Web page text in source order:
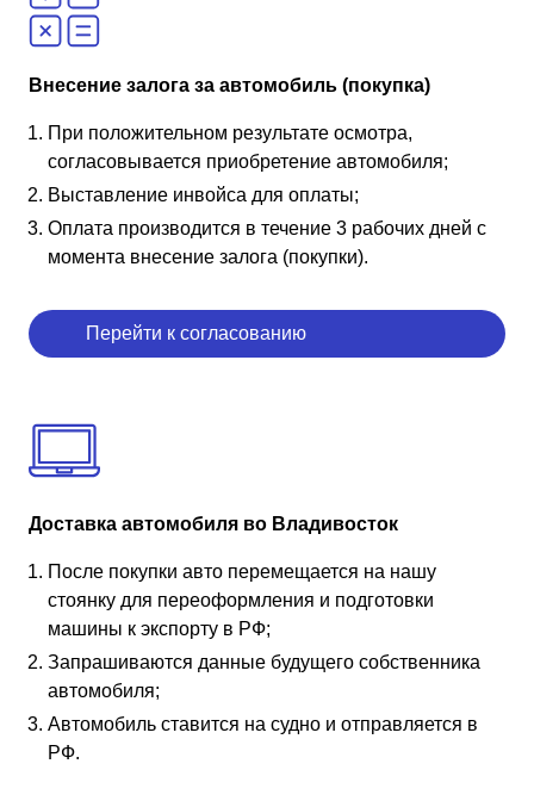
Внесение залога за автомобиль (покупка)
При положительном результате осмотра,
согласовывается приобретение автомобиля;
Выставление инвойса для оплаты;
Оплата производится в течение 3 рабочих дней с
момента внесение залога (покупки).
Перейти к согласованию
Доставка автомобиля во Владивосток
После покупки авто перемещается на нашу
стоянку для переоформления и подготовки
машины к экспорту в РФ;
Запрашиваются данные будущего собственника
автомобиля;
Автомобиль ставится на судно и отправляется в
РФ.